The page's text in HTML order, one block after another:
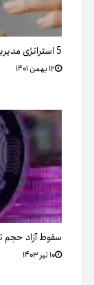
5 استراتژی مدیریت ریسک که کاربران ارزهای دیجیتال باید بدانند
۱۲ بهمن ۱۴۰۱
سقوط آزاد حجم
۱۰ تیر ۱۴۰۳